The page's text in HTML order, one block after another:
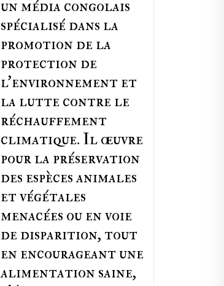
un média congolais
spécialisé dans la
promotion de la
protection de
l’environnement et
la lutte contre le
réchauffement
climatique. Il œuvre
pour la préservation
des espèces animales
et végétales
menacées ou en voie
de disparition, tout
en encourageant une
alimentation saine,